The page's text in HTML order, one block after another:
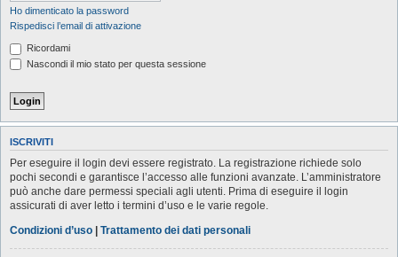
Ho dimenticato la password
Rispedisci l’email di attivazione
Ricordami
Nascondi il mio stato per questa sessione
ISCRIVITI
Per eseguire il login devi essere registrato. La registrazione richiede solo
pochi secondi e garantisce l’accesso alle funzioni avanzate. L’amministratore
può anche dare permessi speciali agli utenti. Prima di eseguire il login
assicurati di aver letto i termini d’uso e le varie regole.
Condizioni d’uso | Trattamento dei dati personali